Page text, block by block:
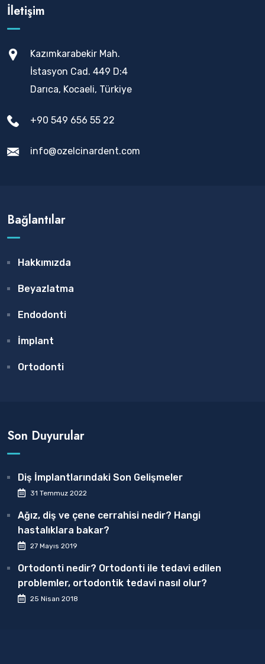
İletişim
Kazımkarabekir Mah.
İstasyon Cad. 449 D:4
Darıca, Kocaeli, Türkiye
+90 549 656 55 22
info@ozelcinardent.com
Bağlantılar
Hakkımızda
Beyazlatma
Endodonti
İmplant
Ortodonti
Son Duyurular
Diş İmplantlarındaki Son Gelişmeler
31 Temmuz 2022
Ağız, diş ve çene cerrahisi nedir? Hangi
hastalıklara bakar?
27 Mayıs 2019
Ortodonti nedir? Ortodonti ile tedavi edilen
problemler, ortodontik tedavi nasıl olur?
25 Nisan 2018